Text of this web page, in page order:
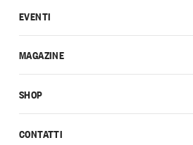
CONTATTI
EVENTI
MAGAZINE
SHOP